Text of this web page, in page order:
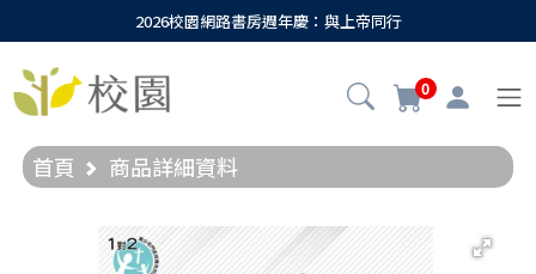
2026校園網路書房週年慶：與上帝同行
0
首頁 商品詳細資料